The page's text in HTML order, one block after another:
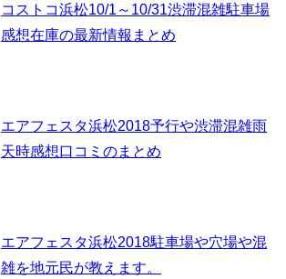
コストコ浜松10/1～10/31渋滞混雑駐車場
感想在庫の最新情報まとめ
エアフェスタ浜松2018予行や渋滞混雑雨
天時感想口コミのまとめ
エアフェスタ浜松2018駐車場や穴場や混
雑を地元民が教えます。